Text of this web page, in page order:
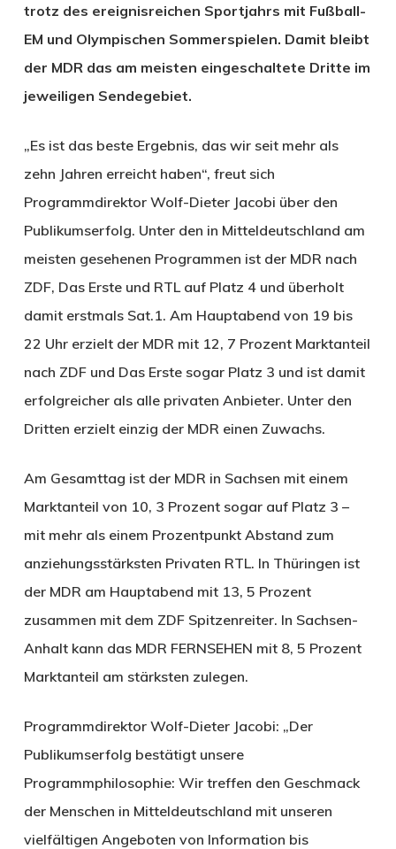
trotz des ereignisreichen Sportjahrs mit Fußball-
EM und Olympischen Sommerspielen. Damit bleibt
der MDR das am meisten eingeschaltete Dritte im
jeweiligen Sendegebiet.
„Es ist das beste Ergebnis, das wir seit mehr als
zehn Jahren erreicht haben“, freut sich
Programmdirektor Wolf-Dieter Jacobi über den
Publikumserfolg. Unter den in Mitteldeutschland am
meisten gesehenen Programmen ist der MDR nach
ZDF, Das Erste und RTL auf Platz 4 und überholt
damit erstmals Sat.1. Am Hauptabend von 19 bis
22 Uhr erzielt der MDR mit 12, 7 Prozent Marktanteil
nach ZDF und Das Erste sogar Platz 3 und ist damit
erfolgreicher als alle privaten Anbieter. Unter den
Dritten erzielt einzig der MDR einen Zuwachs.
Am Gesamttag ist der MDR in Sachsen mit einem
Marktanteil von 10, 3 Prozent sogar auf Platz 3 –
mit mehr als einem Prozentpunkt Abstand zum
anziehungsstärksten Privaten RTL. In Thüringen ist
der MDR am Hauptabend mit 13, 5 Prozent
zusammen mit dem ZDF Spitzenreiter. In Sachsen-
Anhalt kann das MDR FERNSEHEN mit 8, 5 Prozent
Marktanteil am stärksten zulegen.
Programmdirektor Wolf-Dieter Jacobi: „Der
Publikumserfolg bestätigt unsere
Programmphilosophie: Wir treffen den Geschmack
der Menschen in Mitteldeutschland mit unseren
vielfältigen Angeboten von Information bis